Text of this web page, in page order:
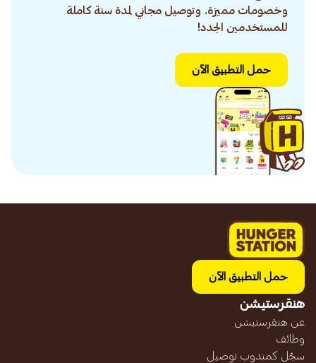
وخصومات مميزة. وتوصيل مجاني لمدة سنة كاملة
للمستخدمين الجدد!
حمل التطبيق الآن
حمل التطبيق الآن
هنقرستيشن
عن هنقرستيشن
وظائف
سجّل كمندوب توصيل